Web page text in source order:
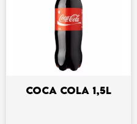
COCA COLA 1,5L